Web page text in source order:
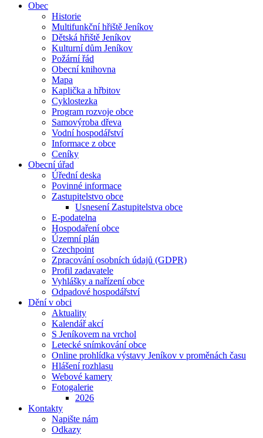
Obec
Historie
Multifunkční hřiště Jeníkov
Dětská hřiště Jeníkov
Kulturní dům Jeníkov
Požární řád
Obecní knihovna
Mapa
Kaplička a hřbitov
Cyklostezka
Program rozvoje obce
Samovýroba dřeva
Vodní hospodářství
Informace z obce
Ceníky
Obecní úřad
Úřední deska
Povinné informace
Zastupitelstvo obce
Usnesení Zastupitelstva obce
E-podatelna
Hospodaření obce
Územní plán
Czechpoint
Zpracování osobních údajů (GDPR)
Profil zadavatele
Vyhlášky a nařízení obce
Odpadové hospodářství
Dění v obci
Aktuality
Kalendář akcí
S Jeníkovem na vrchol
Letecké snímkování obce
Online prohlídka výstavy Jeníkov v proměnách času
Hlášení rozhlasu
Webové kamery
Fotogalerie
2026
Kontakty
Napište nám
Odkazy